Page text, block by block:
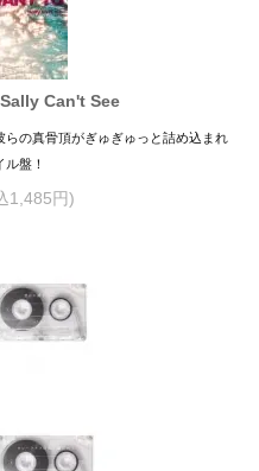
Can't See
の真骨頂がぎゅぎゅっと詰め込まれ
盤！
1,485円)